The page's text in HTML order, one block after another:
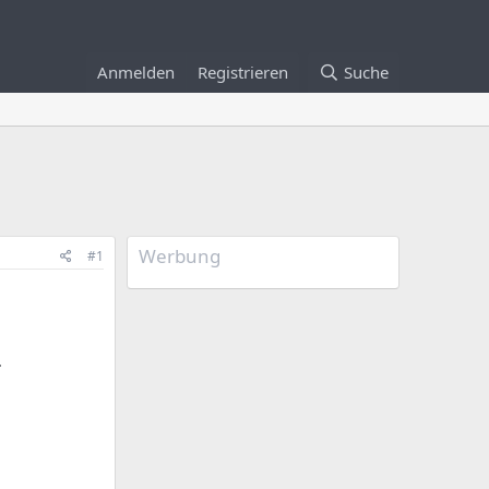
Anmelden Registrieren Suche
#1 Werbung